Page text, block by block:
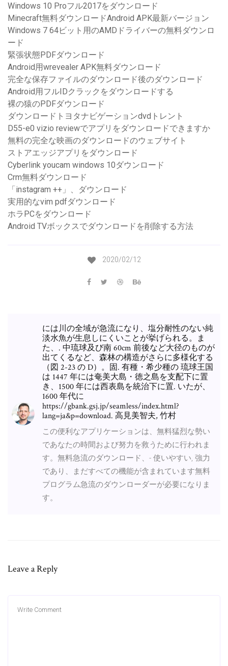
Windows 10 Proフル2017をダウンロード
Minecraft無料ダウンロードAndroid APK最新バージョン
Windows 7 64ビット用のAMDドライバーの無料ダウンロ
ード
緊張状態PDFダウンロード
Android用wrevealer APK無料ダウンロード
完全な保存ファイルのダウンロード後のダウンロード
Android用フルIDクラックをダウンロードする
裸の猿のPDFダウンロード
ダウンロードトヨタナビゲーションdvdトレント
D55-e0 vizio reviewでアプリをダウンロードできますか
無料の完全な映画のダウンロードのウェブサイト
ストアエッジアプリをダウンロード
Cyberlink youcam windows 10ダウンロード
Crm無料ダウンロード
「instagram ++」、ダウンロード
実用的なvim pdfダウンロード
ホラPCをダウンロード
Android TVボックスでダウンロードを削除する方法
2020/02/12
には川の全域が急流になり、塩分耐性のない純
淡水魚が生息しにくいことが挙げられる。ま
た、. 中琉球及び南 60cm 前後など大径のものが
出てくるなど、森林の構造がさらに多様化する
（図 2-23 の D）。固. 有種・希少種の 琉球王国
は 1447 年には奄美大島・徳之島を支配下に置
き、1500 年には西表島を統治下に置. いたが、
1600 年代に
https://gbank.gsj.jp/seamless/index.html?
lang=ja&p=download. 高見美智夫, 竹村
この便利なアプリケーションは、無料猛烈な勢い
であなたの時間および努力を救うために行われま
す。無料急流のダウンロード、- 使いやすい, 強力
であり、まだすべての機能が含まれています無料
プログラム急流のダウンローダーが必要になりま
す。
Leave a Reply